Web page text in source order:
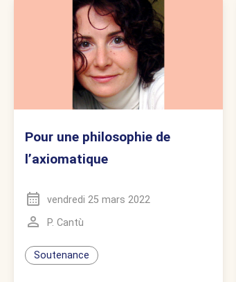
Pour une philosophie de
l’axiomatique
vendredi 25 mars 2022
P. Cantù
Soutenance